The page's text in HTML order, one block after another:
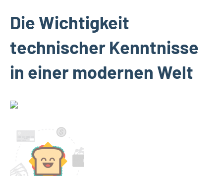
Die Wichtigkeit
technischer Kenntnisse
in einer modernen Welt